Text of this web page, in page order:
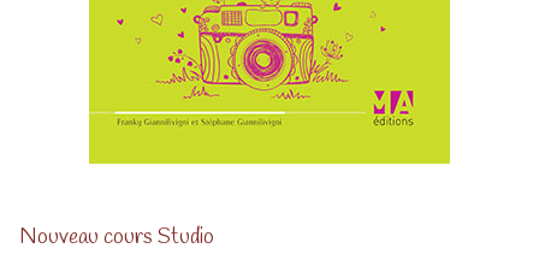
Nouveau cours Studio